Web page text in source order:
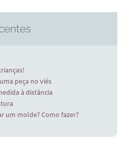
peça no viés
à distância
um molde? Como fazer?